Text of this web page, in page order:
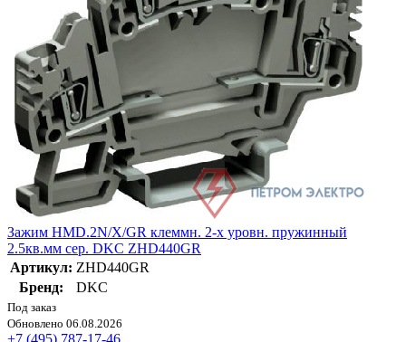
Зажим HMD.2N/X/GR клеммн. 2-х уровн. пружинный
2.5кв.мм сер. DKC ZHD440GR
Артикул: ZHD440GR
Бренд:
DKC
Под заказ
Обновлено 06.08.2026
+7 (495) 787-17-46